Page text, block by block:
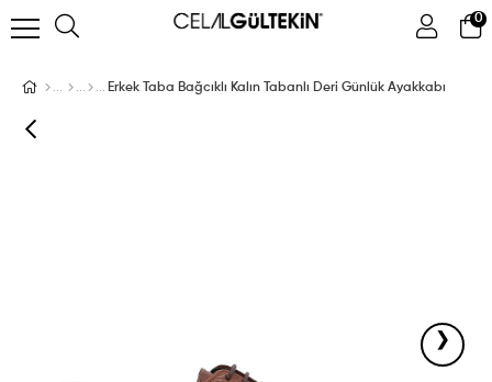
0
ÜYE GIRIŞI ÜYE OL Facebook İle Bağlan
Erkek Taba Bağcıklı Kalın Tabanlı Deri Günlük Ayakkabı
›